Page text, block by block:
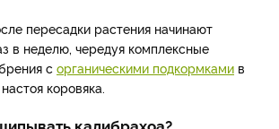
пересадки растения начинают
в неделю, чередуя комплексные
с органическими подкормками в
коровяка.
калибрахоа?